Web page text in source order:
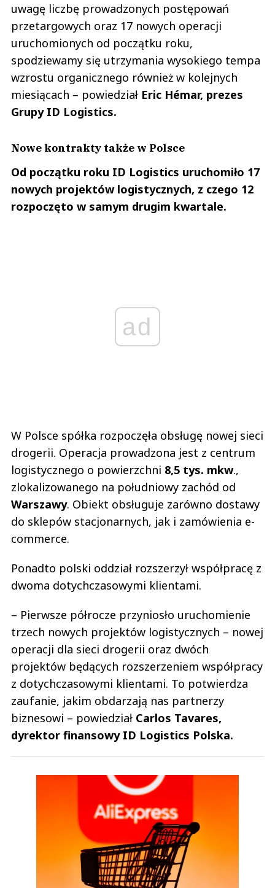
uwagę liczbę prowadzonych postępowań
przetargowych oraz 17 nowych operacji
uruchomionych od początku roku,
spodziewamy się utrzymania wysokiego tempa
wzrostu organicznego również w kolejnych
miesiącach – powiedział Eric Hémar, prezes
Grupy ID Logistics.
Nowe kontrakty także w Polsce
Od początku roku ID Logistics uruchomiło 17
nowych projektów logistycznych, z czego 12
rozpoczęto w samym drugim kwartale.
ad
W Polsce spółka rozpoczęła obsługę nowej sieci
drogerii. Operacja prowadzona jest z centrum
logistycznego o powierzchni 8,5 tys. mkw.,
zlokalizowanego na południowy zachód od
Warszawy. Obiekt obsługuje zarówno dostawy
do sklepów stacjonarnych, jak i zamówienia e-
commerce.
Ponadto polski oddział rozszerzył współpracę z
dwoma dotychczasowymi klientami.
– Pierwsze półrocze przyniosło uruchomienie
trzech nowych projektów logistycznych – nowej
operacji dla sieci drogerii oraz dwóch
projektów będących rozszerzeniem współpracy
z dotychczasowymi klientami. To potwierdza
zaufanie, jakim obdarzają nas partnerzy
biznesowi – powiedział Carlos Tavares,
dyrektor finansowy ID Logistics Polska.